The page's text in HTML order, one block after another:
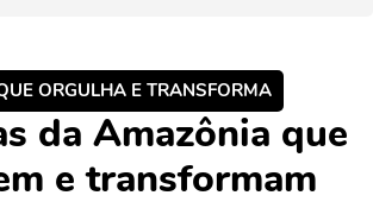
ORGULHA E TRANSFORMA
da Amazônia que
e transformam